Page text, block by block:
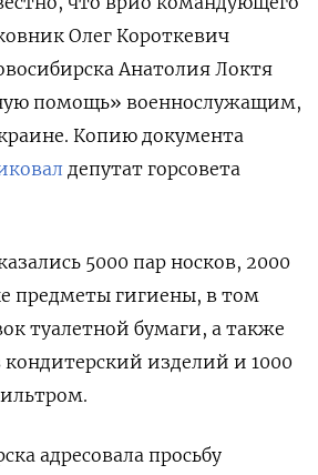
Олег Короткевич
Анатолия Локтя
помощь» военнослужащим,
Копию документа
депутат горсовета
5000 пар носков, 2000
предметы гигиены, в том
туалетной бумаги, а также
изделий и 1000
адресовала просьбу